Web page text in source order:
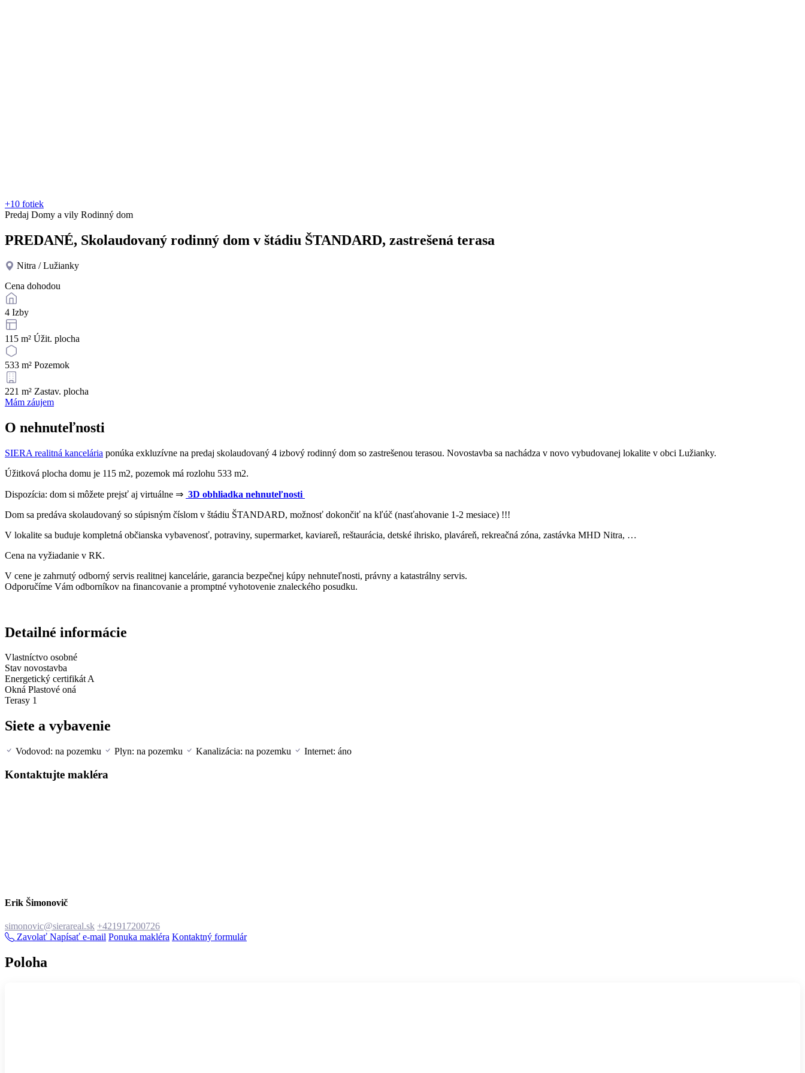
+10 fotiek
Predaj Domy a vily Rodinný dom
PREDANÉ, Skolaudovaný rodinný dom v štádiu ŠTANDARD, zastrešená terasa
Nitra / Lužianky
Cena dohodou
4 Izby
115 m² Úžit. plocha
533 m² Pozemok
221 m² Zastav. plocha
Mám záujem
O nehnuteľnosti
SIERA realitná kancelária ponúka exkluzívne na predaj skolaudovaný 4 izbový rodinný dom so zastrešenou terasou. Novostavba sa nachádza v novo vybudovanej lokalite v obci Lužianky.
Úžitková plocha domu je 115 m2, pozemok má rozlohu 533 m2.
Dispozícia: dom si môžete prejsť aj virtuálne ⇒ 3D obhliadka nehnuteľnosti
Dom sa predáva skolaudovaný so súpisným číslom v štádiu ŠTANDARD, možnosť dokončiť na kľúč (nasťahovanie 1-2 mesiace) !!!
V lokalite sa buduje kompletná občianska vybavenosť, potraviny, supermarket, kaviareň, reštaurácia, detské ihrisko, plaváreň, rekreačná zóna, zastávka MHD Nitra, …
Cena na vyžiadanie v RK.
V cene je zahrnutý odborný servis realitnej kancelárie, garancia bezpečnej kúpy nehnuteľnosti, právny a katastrálny servis.
Odporučíme Vám odborníkov na financovanie a promptné vyhotovenie znaleckého posudku.
Detailné informácie
Vlastníctvo osobné
Stav novostavba
Energetický certifikátA
Okná Plastové oná
Terasy 1
Siete a vybavenie
Vodovod: na pozemku Plyn: na pozemku Kanalizácia: na pozemku Internet: áno
Kontaktujte makléra
Erik Šimonovič
simonovic@sierareal.sk +421917200726
Zavolať Napísať e-mail Ponuka makléra Kontaktný formulár
Poloha